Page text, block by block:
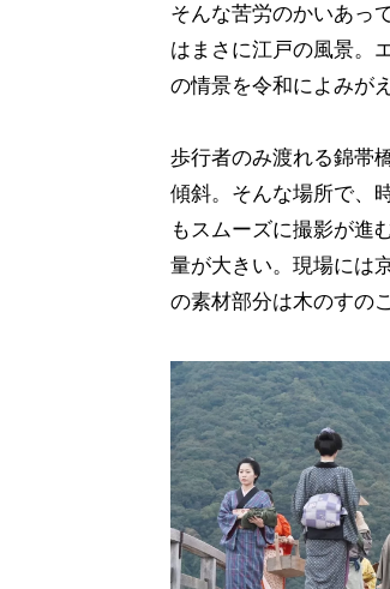
そんな苦労のかいあっ
はまさに江戸の風景。
の情景を令和によみが
歩行者のみ渡れる錦帯
傾斜。そんな場所で、
もスムーズに撮影が進
量が大きい。現場には
の素材部分は木のすの